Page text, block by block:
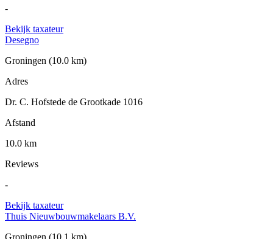
-
Bekijk taxateur
Desegno
Groningen (10.0 km)
Adres
Dr. C. Hofstede de Grootkade 1016
Afstand
10.0 km
Reviews
-
Bekijk taxateur
Thuis Nieuwbouwmakelaars B.V.